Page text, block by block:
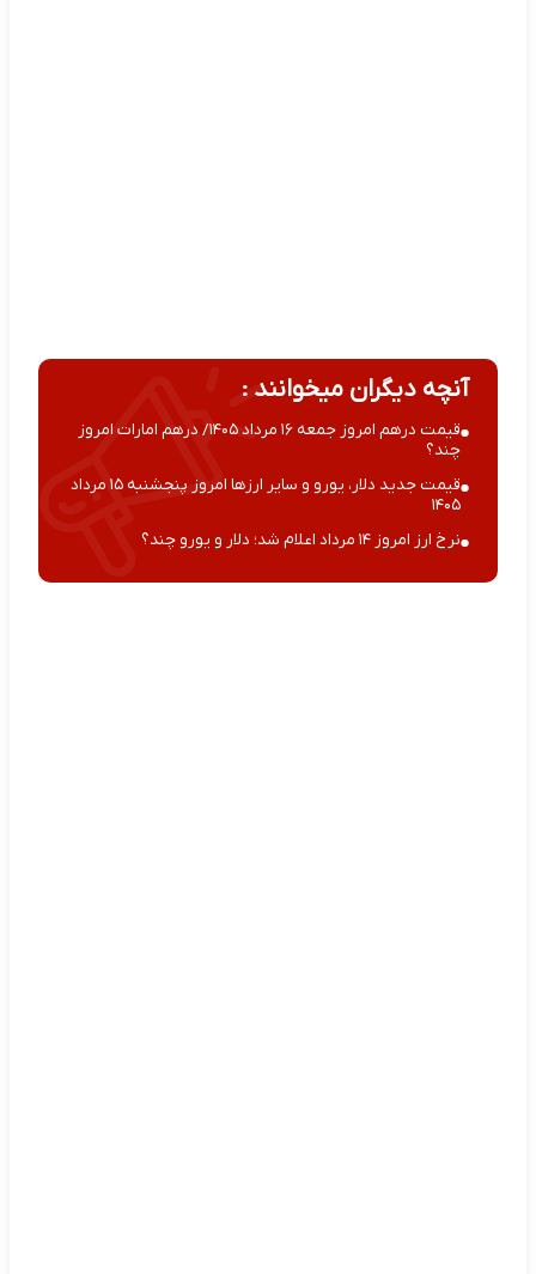
آنچه دیگران میخوانند :
قیمت درهم امروز جمعه ۱۶ مرداد ۱۴۰۵/ درهم امارات امروز
چند؟
قیمت جدید دلار، یورو و سایر ارزها امروز پنجشنبه ۱۵ مرداد
۱۴۰۵
نرخ ارز امروز ۱۴ مرداد اعلام شد؛ دلار و یورو چند؟